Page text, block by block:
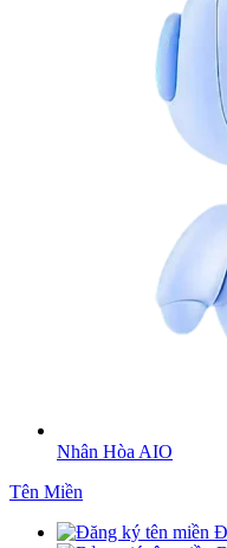
Nhân Hòa AIO
Tên Miền